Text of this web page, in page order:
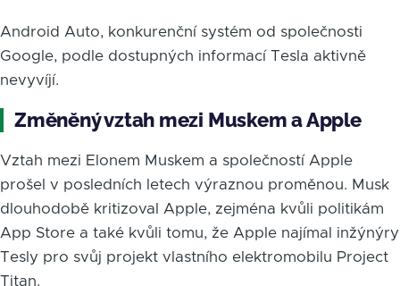
Android Auto, konkurenční systém od společnosti
Google, podle dostupných informací Tesla aktivně
nevyvíjí.
Změněný vztah mezi Muskem a Apple
Vztah mezi Elonem Muskem a společností Apple
prošel v posledních letech výraznou proměnou. Musk
dlouhodobě kritizoval Apple, zejména kvůli politikám
App Store a také kvůli tomu, že Apple najímal inžýnýry
Tesly pro svůj projekt vlastního elektromobilu Project
Titan.